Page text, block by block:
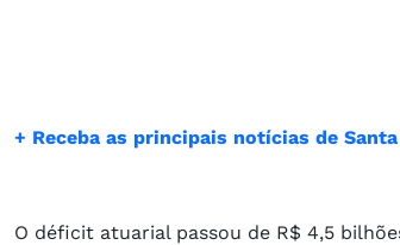
+ Receba as principais notícias de
O déficit atuarial passou de R$ 4,5